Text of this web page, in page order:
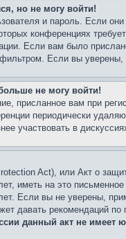
но не могу войти!
и пароль. Если
конференциях
Если вам было
Если вы
не могу войти!
присланное вам при
периодически
участвовать в
Act), или Акт о
иметь на это
Если вы не уверены,
давать рекомендаций
данный акт не имеет